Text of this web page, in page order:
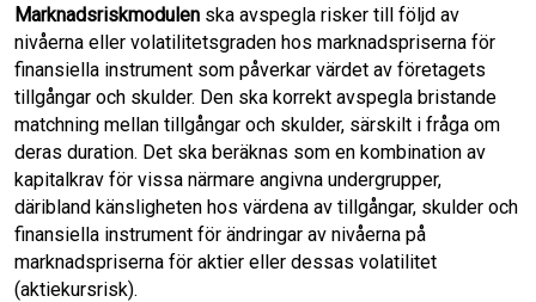
Marknadsriskmodulen ska avspegla risker till följd av
nivåerna eller volatilitetsgraden hos marknadspriserna för
finansiella instrument som påverkar värdet av företagets
tillgångar och skulder. Den ska korrekt avspegla bristande
matchning mellan tillgångar och skulder, särskilt i fråga om
deras duration. Det ska beräknas som en kombination av
kapitalkrav för vissa närmare angivna undergrupper,
däribland känsligheten hos värdena av tillgångar, skulder och
finansiella instrument för ändringar av nivåerna på
marknadspriserna för aktier eller dessas volatilitet
(aktiekursrisk).